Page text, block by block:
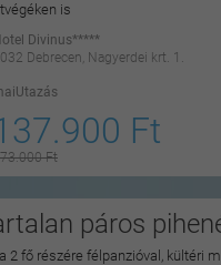
is
Divinus*****
Debrecen, Nagyerdei krt. 1.
Ft
Ft
páros
2 fő részére félpanzióval, kültéri